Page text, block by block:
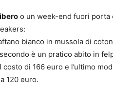
o un week-end fuori porta
bianco in mussola di
è un pratico abito in
di 166 euro e l’ultimo
120 euro.